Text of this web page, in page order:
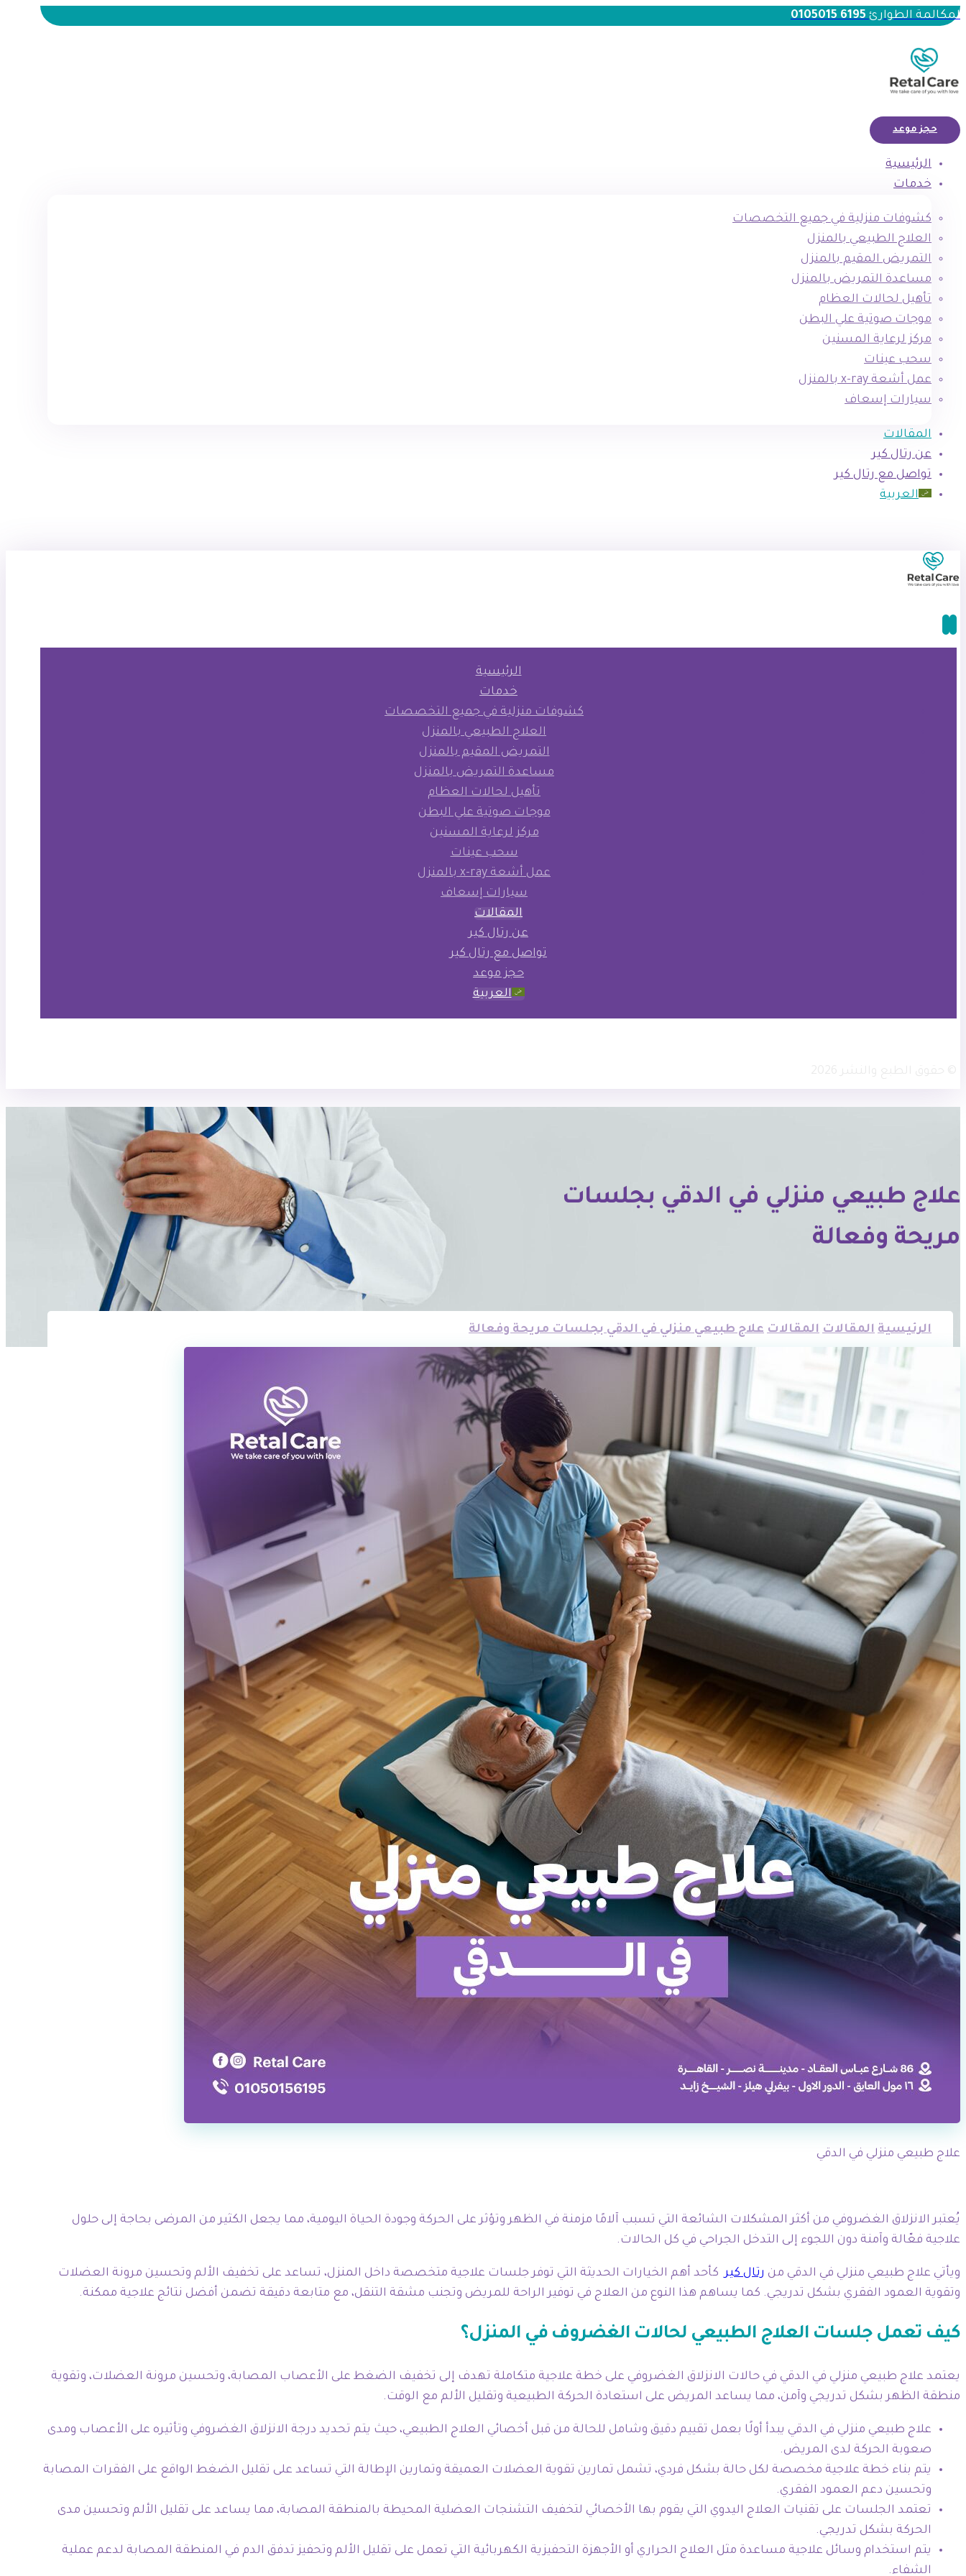
لمكالمة الطوارئ6195 0105015
حجز موعد
الرئيسية
خدمات
كشوفات منزلية في جميع التخصصات
العلاج الطبيعي بالمنزل
التمريض المقيم بالمنزل
مساعدة التمريض بالمنزل
تأهيل لحالات العظام
موجات صوتية علي البطن
مركز لرعاية المسنين
سحب عينات
عمل أشعة x-ray بالمنزل
سيارات إسعاف
المقالات
عن رتال كير
تواصل مع رتال كير
العربية
الرئيسية
خدمات
كشوفات منزلية في جميع التخصصات
العلاج الطبيعي بالمنزل
التمريض المقيم بالمنزل
مساعدة التمريض بالمنزل
تأهيل لحالات العظام
موجات صوتية علي البطن
مركز لرعاية المسنين
سحب عينات
عمل أشعة x-ray بالمنزل
سيارات إسعاف
المقالات
عن رتال كير
تواصل مع رتال كير
حجز موعد
العربية
علاج طبيعي منزلي في الدقي بجلسات
مريحة وفعالة
الرئيسية المقالات المقالات علاج طبيعي منزلي في الدقي بجلسات مريحة وفعالة
علاج طبيعي منزلي في الدقي
يُعتبر الانزلاق الغضروفي من أكثر المشكلات الشائعة التي تسبب آلامًا مزمنة في الظهر وتؤثر على الحركة وجودة الحياة اليومية، مما يجعل الكثير من المرضى بحاجة إلى حلول
علاجية فعّالة وآمنة دون اللجوء إلى التدخل الجراحي في كل الحالات.
ويأتي علاج طبيعي منزلي في الدقي من رتال كيركأحد أهم الخيارات الحديثة التي توفر جلسات علاجية متخصصة داخل المنزل، تساعد على تخفيف الألم وتحسين مرونة العضلات
وتقوية العمود الفقري بشكل تدريجي. كما يساهم هذا النوع من العلاج في توفير الراحة للمريض وتجنب مشقة التنقل، مع متابعة دقيقة تضمن أفضل نتائج علاجية ممكنة.
كيف تعمل جلسات العلاج الطبيعي لحالات الغضروف في المنزل؟
يعتمد علاج طبيعي منزلي في الدقي في حالات الانزلاق الغضروفي على خطة علاجية متكاملة تهدف إلى تخفيف الضغط على الأعصاب المصابة، وتحسين مرونة العضلات، وتقوية
منطقة الظهر بشكل تدريجي وآمن، مما يساعد المريض على استعادة الحركة الطبيعية وتقليل الألم مع الوقت.
علاج طبيعي منزلي في الدقي يبدأ أولًا بعمل تقييم دقيق وشامل للحالة من قبل أخصائي العلاج الطبيعي، حيث يتم تحديد درجة الانزلاق الغضروفي وتأثيره على الأعصاب ومدى
صعوبة الحركة لدى المريض.
يتم بناء خطة علاجية مخصصة لكل حالة بشكل فردي، تشمل تمارين تقوية العضلات العميقة وتمارين الإطالة التي تساعد على تقليل الضغط الواقع على الفقرات المصابة
وتحسين دعم العمود الفقري.
تعتمد الجلسات على تقنيات العلاج اليدوي التي يقوم بها الأخصائي لتخفيف التشنجات العضلية المحيطة بالمنطقة المصابة، مما يساعد على تقليل الألم وتحسين مدى
الحركة بشكل تدريجي.
يتم استخدام وسائل علاجية مساعدة مثل العلاج الحراري أو الأجهزة التحفيزية الكهربائية التي تعمل على تقليل الألم وتحفيز تدفق الدم في المنطقة المصابة لدعم عملية
الشفاء.